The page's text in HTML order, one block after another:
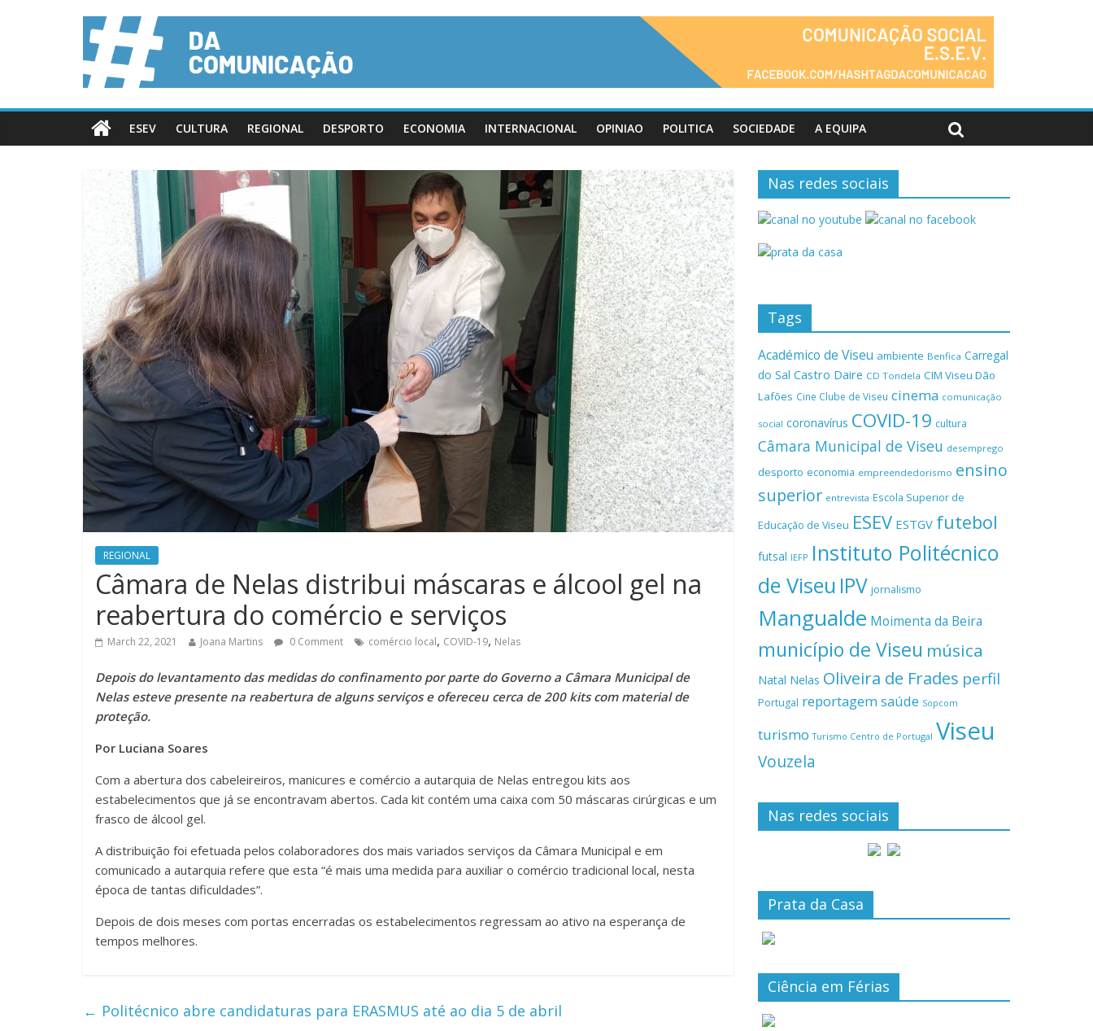
ESEV CULTURA REGIONAL DESPORTO ECONOMIA INTERNACIONAL OPINIAO POLITICA SOCIEDADE A EQUIPA
REGIONAL
Câmara de Nelas distribui máscaras e álcool gel na
reabertura do comércio e serviços
March 22, 2021 Joana Martins 0 Comment comércio local, COVID-19, Nelas
Depois do levantamento das medidas do confinamento por parte do Governo a Câmara Municipal de
Nelas esteve presente na reabertura de alguns serviços e ofereceu cerca de 200 kits com material de
proteção.
Por Luciana Soares
Com a abertura dos cabeleireiros, manicures e comércio a autarquia de Nelas entregou kits aos
estabelecimentos que já se encontravam abertos. Cada kit contém uma caixa com 50 máscaras cirúrgicas e um
frasco de álcool gel.
A distribuição foi efetuada pelos colaboradores dos mais variados serviços da Câmara Municipal e em
comunicado a autarquia refere que esta “é mais uma medida para auxiliar o comércio tradicional local, nesta
época de tantas dificuldades”.
Depois de dois meses com portas encerradas os estabelecimentos regressam ao ativo na esperança de
tempos melhores.
← Politécnico abre candidaturas para ERASMUS até ao dia 5 de abril
Nas redes sociais
Tags
Académico de Viseu ambiente Benfica Carregal
do Sal Castro Daire CD Tondela CIM Viseu Dão
Lafões Cine Clube de Viseu cinema comunicação
social coronavírus COVID-19 cultura
Câmara Municipal de Viseu desemprego
desporto economia empreendedorismo ensino
superior entrevista Escola Superior de
Educação de Viseu ESEV ESTGV futebol
futsal IEFP Instituto Politécnico
de Viseu IPV jornalismo
Mangualde Moimenta da Beira
município de Viseu música
Natal Nelas Oliveira de Frades perfil
Portugal reportagemsaúde Sopcom
turismo Turismo Centro de Portugal Viseu
Vouzela
Nas redes sociais
Prata da Casa
Ciência em Férias